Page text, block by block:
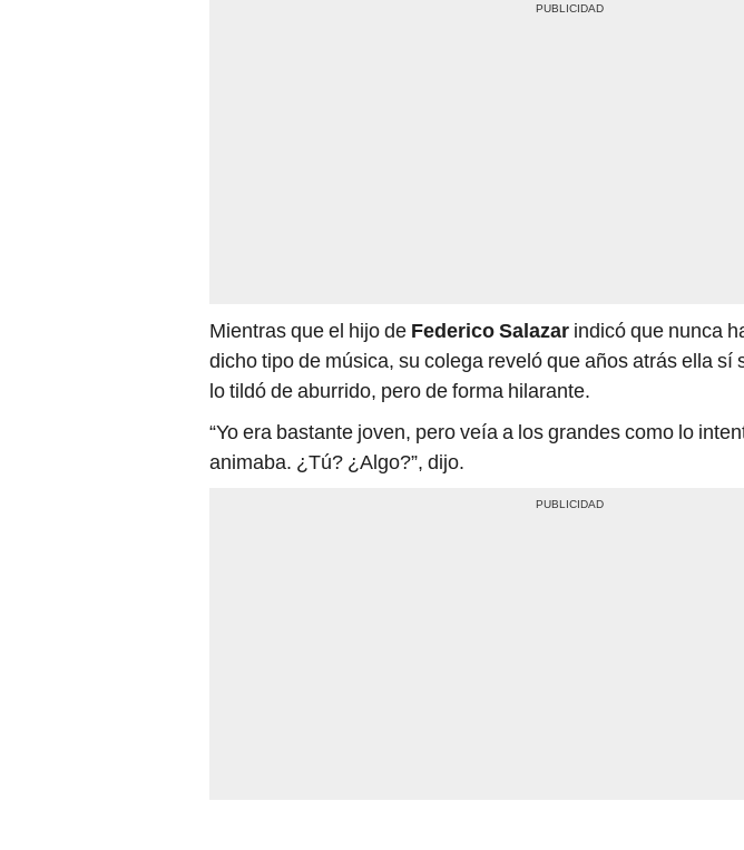
Mientras que el hijo de Federico Salazar indicó que nunca
dicho tipo de música, su colega reveló que años atrás ella sí
lo tildó de aburrido, pero de forma hilarante.
“Yo era bastante joven, pero veía a los grandes como lo
animaba. ¿Tú? ¿Algo?”, dijo.